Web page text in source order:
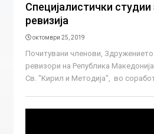
Специјалистички
ревизија
октомври 25, 2019
Почитувани членови,
ревизори на Република
Св. "Kирил и Методија", во